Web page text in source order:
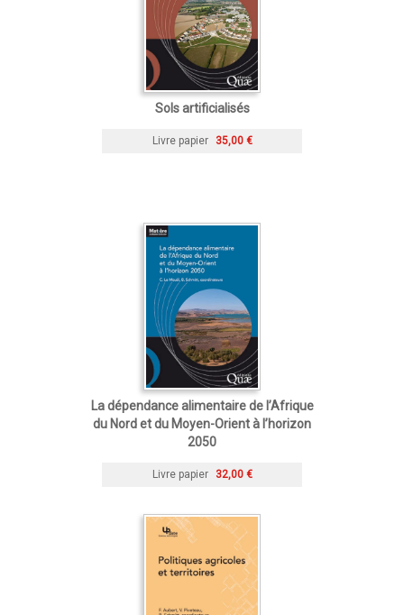
Sols artificialisés
Livre papier 35,00 €
La dépendance alimentaire de l’Afrique
du Nord et du Moyen-Orient à l’horizon
2050
Livre papier 32,00 €